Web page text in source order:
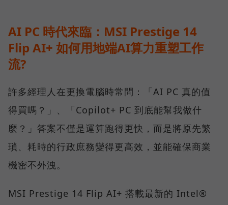
AI PC 時代來臨：MSI Prestige 14
Flip AI+ 如何用地端AI算力重塑工作
流?
許多經理人在更換電腦時常問：「AI PC 真的值
得買嗎？」、「Copilot+ PC 到底能幫我做什
麼？」答案不僅是運算跑得更快，而是將原先繁
瑣、耗時的行政庶務變得更高效，並能確保商業
機密不外洩。
MSI Prestige 14 Flip AI+ 搭載最新的 Intel®